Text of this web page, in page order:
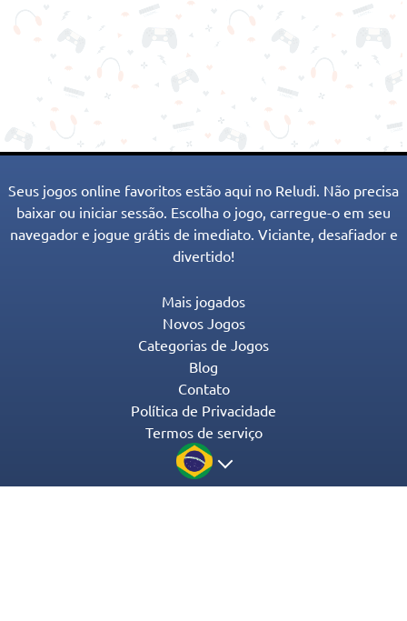
Seus jogos online favoritos estão aqui no Reludi. Não precisa
baixar ou iniciar sessão. Escolha o jogo, carregue-o em seu
navegador e jogue grátis de imediato. Viciante, desafiador e
divertido!
Mais jogados
Novos Jogos
Categorias de Jogos
Blog
Contato
Política de Privacidade
Termos de serviço